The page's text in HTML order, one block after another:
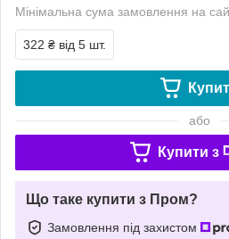
Мінімальна сума замовлення на
322 ₴ від 5 шт.
або
Купити з
Що таке купити з Пром?
Замовлення під захистом